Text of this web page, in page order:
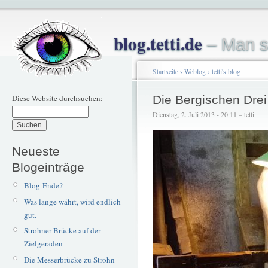
blog.tetti.de– Man
Diese Website durchsuchen:
Neueste
Blogeinträge
Blog-Ende?
Was lange währt, wird endlich
gut.
Strohner Brücke auf der
Zielgeraden
Die Messerbrücke zu Strohn
Startseite› Weblog› tetti's blog
Die Bergischen Drei
Dienstag, 2. Juli 2013 - 20:11 – tetti